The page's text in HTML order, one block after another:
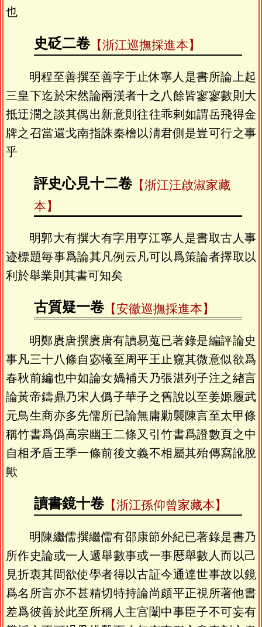
也
史砭二卷【浙江巡撫採進本】
明程至善撰至善字于止休寧人是書所論上起
三皇下迄於宋然論兩漢者十之八餘皆寥寥數則大
抵迂濶之談其偶出新意則往往乖剌如謂岳飛得金
牌之召當還戈南指誅秦檜以淸君側是豈可行之事
乎
評史心見十二卷【浙江汪啟淑家藏
本】
明郭大有撰大有字用亨江寧人是書取古人事
迹標題毎事爲論其凡例云凡可以爲策論者擇取以
利於舉業則其書可知矣
古質疑一卷【安徽巡撫採進本】
明鄭賡唐撰賡唐有讀易蒐已著錄是編評論史
事凡三十八條自宓犧至周平王止窺其微意似欲爲
春秋前編也中如論女媧補天乃張湛列子注之緖言
論黃帝鑄鼎乃宋人僞子華子之舊說以至姜嫄履武
元鳥生商亦多先儒所已論無庸勦襲陳言至太甲條
稱竹書爲僞高宗幽王二條又引竹書爲證數頁之中
自相矛盾王季一條前後文義不相屬其殆傳寫訛脫
歟
讀書鏡十卷【浙江孫仰曾家藏本】
明陳繼儒撰繼儒有邵康節外紀已著錄是書乃
所作史論或一人遞舉數事或一事厯舉數人而以己
見折衷其間欲使學者得以古証今通達世事故以鏡
爲名所言亦不甚精切特持論尚頗平正視所著他書
差爲彼善於此至所稱人主宫闈中事臣子不可妄有